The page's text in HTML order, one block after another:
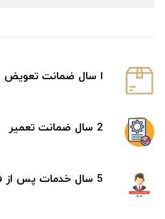
ا سال ضمانت تعویض
2 سال ضمانت تعمیر
5 سال خدمات پس از فروش